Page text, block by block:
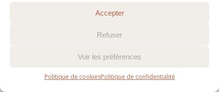
Accepter
Refuser
Voir les préférences
Politique de cookiesPolitique de confidentialité